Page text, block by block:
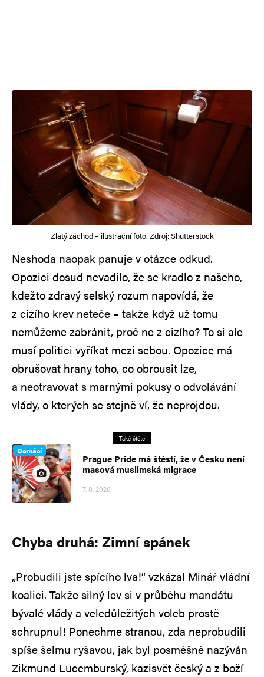
Zlatý záchod – ilustrační foto. Zdroj: Shutterstock
Neshoda naopak panuje v otázce odkud.
Opozici dosud nevadilo, že se kradlo z našeho,
kdežto zdravý selský rozum napovídá, že
z cizího krev neteče – takže když už tomu
nemůžeme zabránit, proč ne z cizího? To si ale
musí politici vyříkat mezi sebou. Opozice má
obrušovat hrany toho, co obrousit lze,
a neotravovat s marnými pokusy o odvolávání
vlády, o kterých se stejně ví, že neprojdou.
Také čtěte
Domácí
Prague Pride má štěstí, že v Česku není
masová muslimská migrace
7. 8. 2026
Chyba druhá: Zimní spánek
„Probudili jste spícího lva!“ vzkázal Minář vládní
koalici. Takže silný lev si v průběhu mandátu
bývalé vlády a veledůležitých voleb prostě
schrupnul! Ponechme stranou, zda neprobudili
spíše šelmu ryšavou, jak byl posměšně nazýván
Zikmund Lucemburský, kazisvět český a z boží